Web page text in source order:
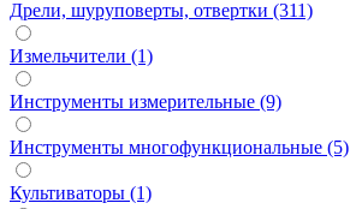
Дрели, шуруповерты, отвертки (311)
Измельчители (1)
Инструменты измерительные (9)
Инструменты многофункциональные (5)
Культиваторы (1)